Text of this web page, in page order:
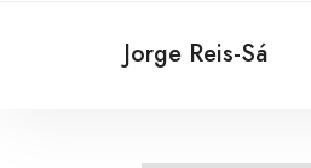
Jorge Reis-Sá